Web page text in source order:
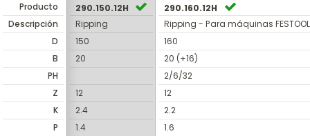
Producto
Descripción
D
B
PH
Z
K
P
290.150.12H
Ripping
150
20
12
2.4
1.4
290.160.12H
Ripping - Para máquinas
160
20 (+16)
2/6/32
12
2.2
1.6